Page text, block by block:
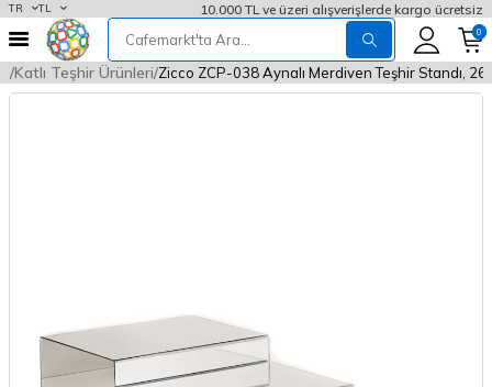
TR TL 10.000 TL ve üzeri alışverişlerde kargo ücretsiz
0
Katlı Teşhir Ürünleri Zicco ZCP-038 Aynalı Merdiven Teşhir Standı,